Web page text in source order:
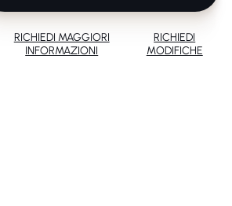
RICHIEDI MAGGIORI
INFORMAZIONI
RICHIEDI
MODIFICHE